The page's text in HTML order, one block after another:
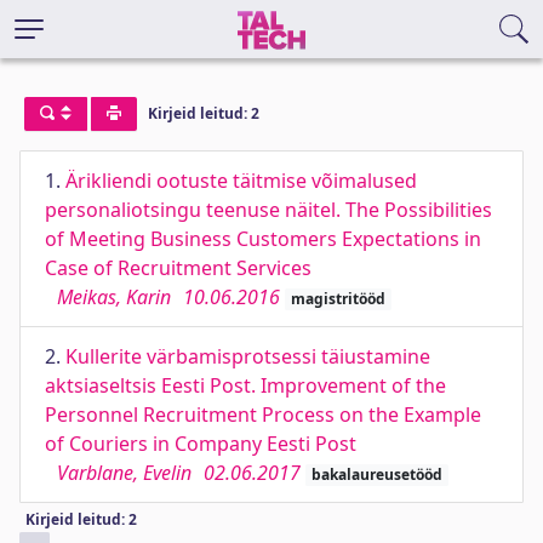
Kirjeid leitud: 2
1. Ärikliendi ootuste täitmise võimalused
personaliotsingu teenuse näitel. The Possibilities
of Meeting Business Customers Expectations in
Case of Recruitment Services
Meikas, Karin 10.06.2016 magistritööd
2. Kullerite värbamisprotsessi täiustamine
aktsiaseltsis Eesti Post. Improvement of the
Personnel Recruitment Process on the Example
of Couriers in Company Eesti Post
Varblane, Evelin 02.06.2017 bakalaureusetööd
Kirjeid leitud: 2